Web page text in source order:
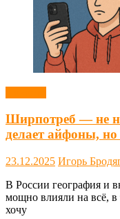
Ширпотреб — не
делает айфоны,
23.12.2025 Игорь
В России география и
мощно влияли на всё,
хочу